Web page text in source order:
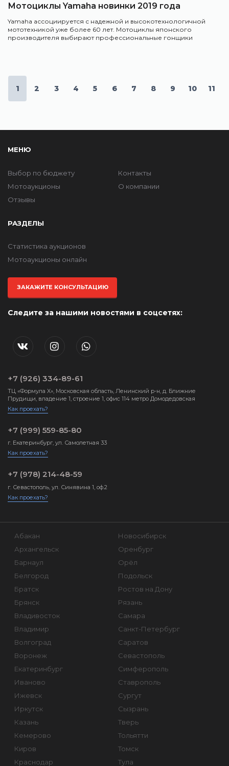
Мотоциклы Yamaha новинки 2019 года
Yamaha ассоциируется с надежной и высокотехнологичной
мототехникой уже более 60 лет. Мотоциклы японского
производителя выбирают профессиональные гонщики
1 2 3 4 5 6 7 8 9 10 11
МЕНЮ
Выбор по бюджету
Мотоаукционы
Отзывы
Контакты
О компании
РАЗДЕЛЫ
Статистика аукционов
Мотоаукционы онлайн
ЗАКАЖИТЕ КОНСУЛЬТАЦИЮ
Следите за нашими новостями в соцсетях:
+7 (926) 334-89-61
ТЦ «Формула X», Московская область, Ленинский р-н, д. Ближние
Прудищи, владение 1, строение 1, офис 114 метро Домодедовская
Как проехать?
+7 (999) 559-85-80
г. Екатеринбург, ул. Самолетная 33
Как проехать?
+7 (978) 214-48-59
г. Севастополь, ул. Синявина 1, оф.2
Как проехать?
Абакан
Архангельск
Барнаул
Белгород
Братск
Брянск
Владивосток
Владимир
Волгоград
Воронеж
Екатеринбург
Иваново
Ижевск
Иркутск
Казань
Кемерово
Киров
Краснодар
Новосибирск
Оренбург
Орёл
Подольск
Ростов на Дону
Рязань
Самара
Санкт-Петербург
Саратов
Севастополь
Симферополь
Ставрополь
Сургут
Сызрань
Тверь
Тольятти
Томск
Тула